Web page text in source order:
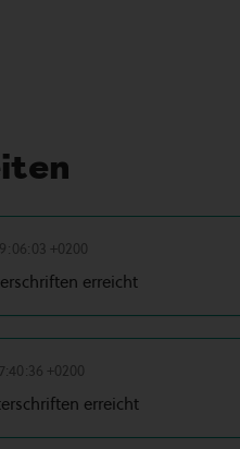
+0200
erreicht
+0200
erreicht